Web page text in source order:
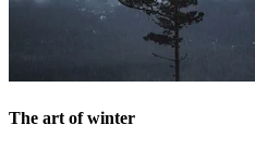
The art of winter